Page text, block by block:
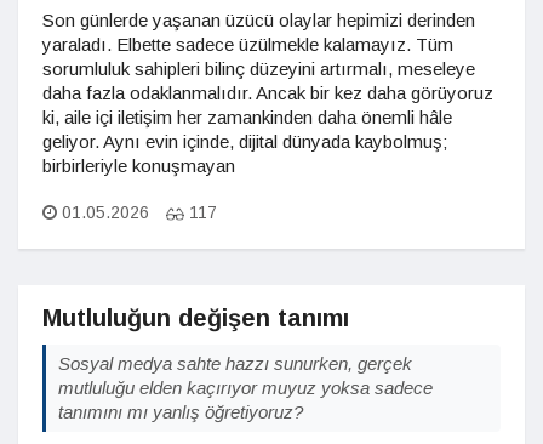
Son günlerde yaşanan üzücü olaylar hepimizi derinden
yaraladı. Elbette sadece üzülmekle kalamayız. Tüm
sorumluluk sahipleri bilinç düzeyini artırmalı, meseleye
daha fazla odaklanmalıdır. Ancak bir kez daha görüyoruz
ki, aile içi iletişim her zamankinden daha önemli hâle
geliyor. Aynı evin içinde, dijital dünyada kaybolmuş;
birbirleriyle konuşmayan
01.05.2026 117
Mutluluğun değişen tanımı
Sosyal medya sahte hazzı sunurken, gerçek
mutluluğu elden kaçırıyor muyuz yoksa sadece
tanımını mı yanlış öğretiyoruz?